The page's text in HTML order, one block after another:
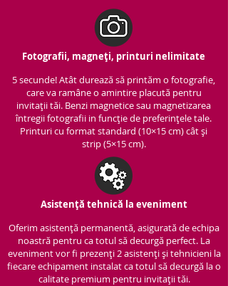
Fotografii, magneți, printuri nelimitate
5 secunde! Atât durează să printăm o fotografie,
care va ramâne o amintire placută pentru
invitații tăi. Benzi magnetice sau magnetizarea
întregii fotografii in funcție de preferințele tale.
Printuri cu format standard (10×15 cm) cât și
strip (5×15 cm).
Asistență tehnică la eveniment
Oferim asistență permanentă, asigurată de echipa
noastră pentru ca totul să decurgă perfect. La
eveniment vor fi prezenți 2 asistenți și tehnicieni la
fiecare echipament instalat ca totul să decurgă la o
calitate premium pentru invitații tăi.